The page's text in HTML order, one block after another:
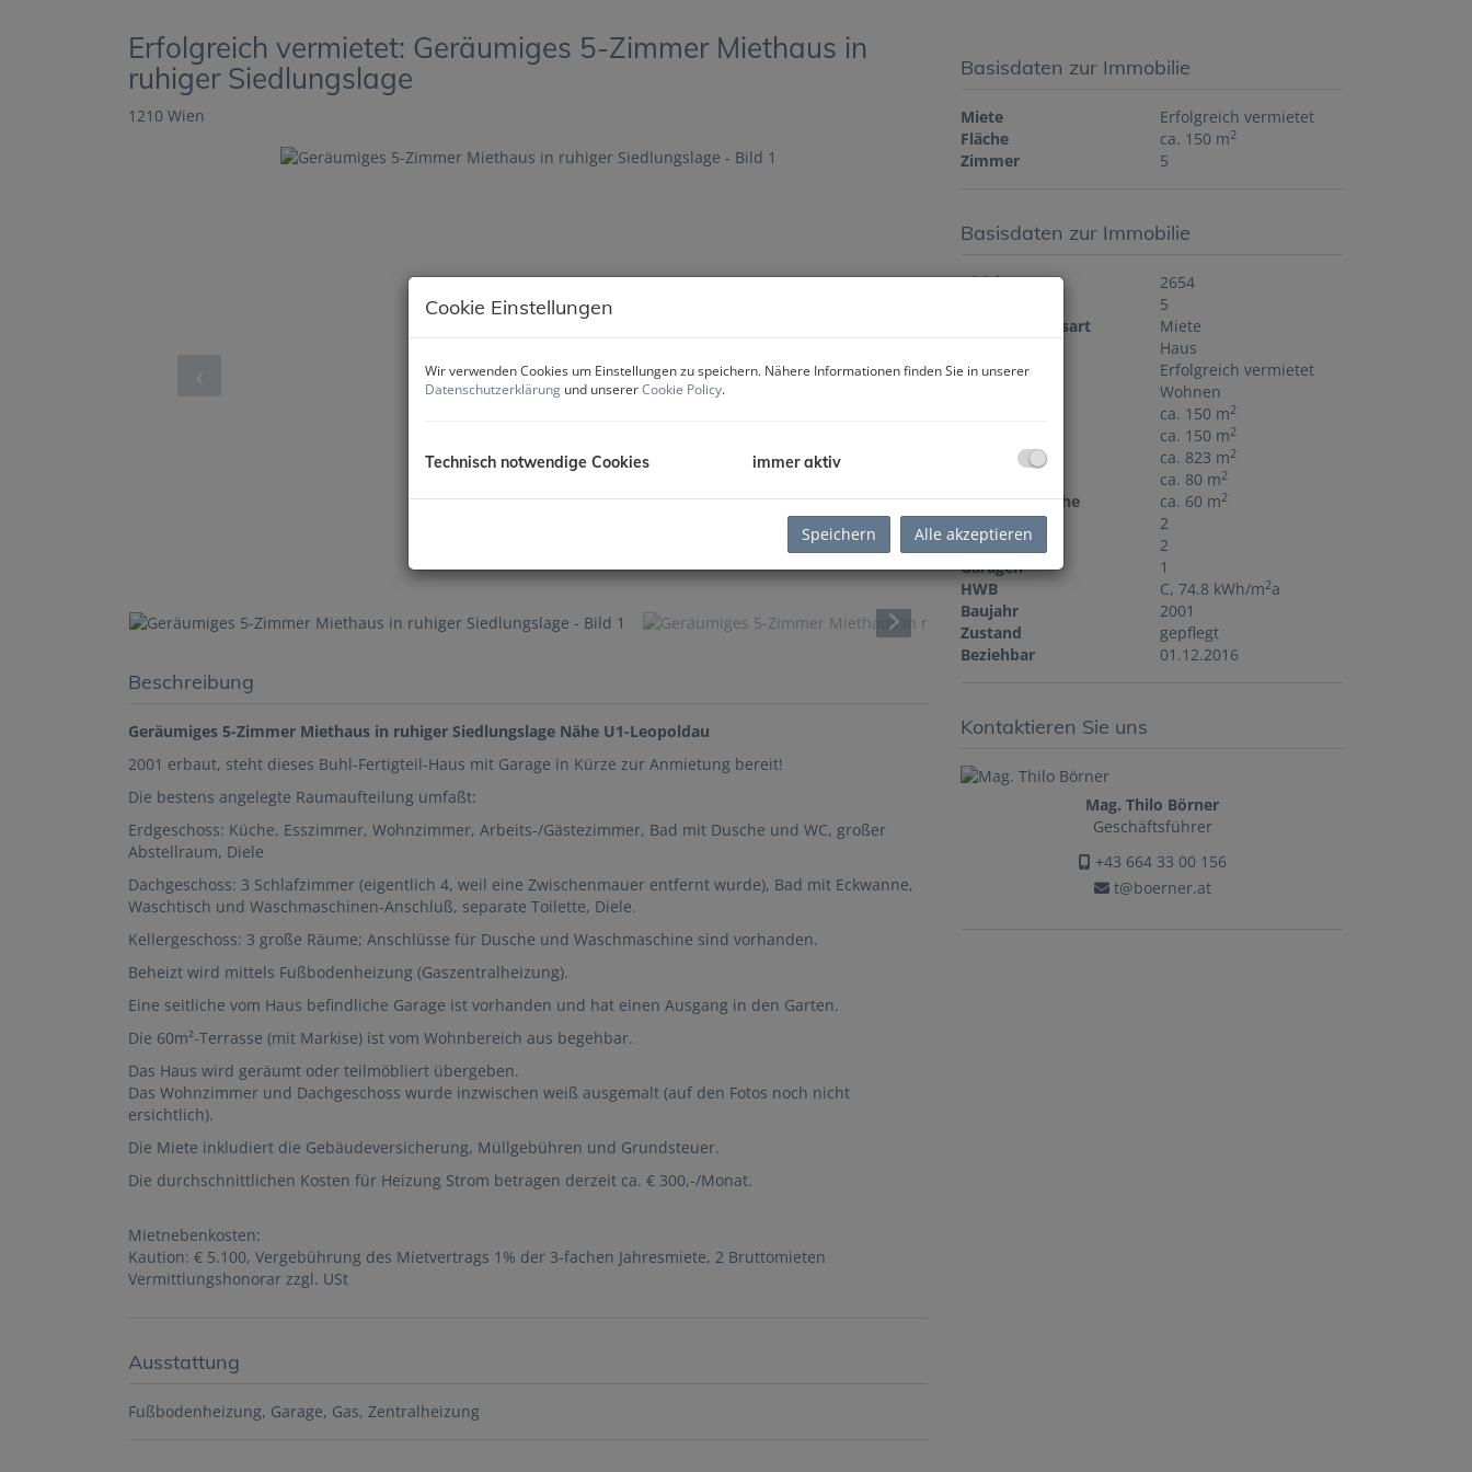
Erfolgreich vermietet: Geräumiges 5-Zimmer Miethaus in
ruhiger Siedlungslage
1210 Wien
Beschreibung
Geräumiges 5-Zimmer Miethaus in ruhiger Siedlungslage Nähe U1-Leopoldau
2001 erbaut, steht dieses Buhl-Fertigteil-Haus mit Garage in Kürze zur Anmietung bereit!
Die bestens angelegte Raumaufteilung umfaßt:
Erdgeschoss: Küche, Esszimmer, Wohnzimmer, Arbeits-/Gästezimmer, Bad mit Dusche und WC, großer
Abstellraum, Diele
Dachgeschoss: 3 Schlafzimmer (eigentlich 4, weil eine Zwischenmauer entfernt wurde), Bad mit Eckwanne,
Waschtisch und Waschmaschinen-Anschluß, separate Toilette, Diele.
Kellergeschoss: 3 große Räume; Anschlüsse für Dusche und Waschmaschine sind vorhanden.
Beheizt wird mittels Fußbodenheizung (Gaszentralheizung).
Eine seitliche vom Haus befindliche Garage ist vorhanden und hat einen Ausgang in den Garten.
Die 60m²-Terrasse (mit Markise) ist vom Wohnbereich aus begehbar.
Das Haus wird geräumt oder teilmöbliert übergeben.
Das Wohnzimmer und Dachgeschoss wurde inzwischen weiß ausgemalt (auf den Fotos noch nicht
ersichtlich).
Die Miete inkludiert die Gebäudeversicherung, Müllgebühren und Grundsteuer.
Die durchschnittlichen Kosten für Heizung Strom betragen derzeit ca. € 300,-/Monat.
Mietnebenkosten:
Kaution: € 5.100, Vergebührung des Mietvertrags 1% der 3-fachen Jahresmiete, 2 Bruttomieten
Vermittlungshonorar zzgl. USt
Ausstattung
Fußbodenheizung Garage Gas Zentralheizung
Basisdaten zur Immobilie
Miete
Erfolgreich vermietet
Fläche
ca. 150 m2
Zimmer 5
Basisdaten zur Immobilie
Objektnr.
2654
5
Vermarktungsart
Miete
Haus
Miete
Erfolgreich vermietet
Wohnen
ca. 150 m2
ca. 150 m2
Grundfläche ca. 823 m2
ca. 80 m2
Terrassenfläche ca. 60 m2
Bäder
2
WC
2
Garagen
1
HWB
C, 74.8 kWh/m2a
Baujahr
2001
Zustand
gepflegt
Beziehbar
01.12.2016
Kontaktieren Sie uns
Mag. Thilo Börner
Geschäftsführer
+43 664 33 00 156
t@boerner.at
Cookie Einstellungen
Wir verwenden Cookies um Einstellungen zu speichern. Nähere Informationen finden Sie in unserer
Datenschutzerklärung und unsererCookie Policy.
Technisch notwendige Cookies immer aktiv
Speichern Alle akzeptieren